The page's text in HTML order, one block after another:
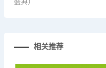
盛典）
相关推荐